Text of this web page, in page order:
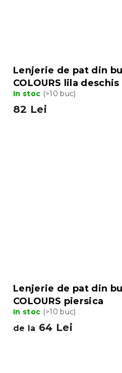
Lenjerie de pat din
COLOURS lila deschis
In stoc (>10 buc)
82 Lei
Lenjerie de pat din
COLOURS piersica
In stoc (>10 buc)
de la 64 Lei